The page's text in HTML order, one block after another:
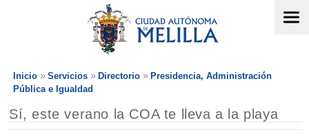
Inicio Servicios Directorio
Presidencia, Administración
Pública e Igualdad
Sí, este verano la COA te lleva a la playa